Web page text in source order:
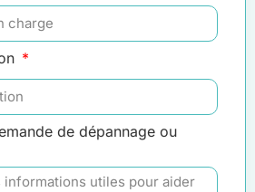
de dépannage ou